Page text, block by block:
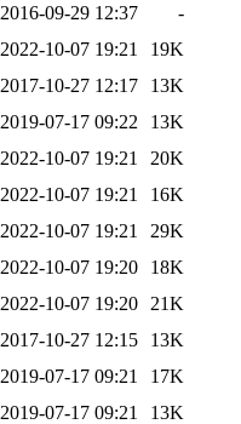
2016-09-29 12:37
-
2022-10-07 19:21
19K
2017-10-27 12:17
13K
2019-07-17 09:22
13K
2022-10-07 19:21
20K
2022-10-07 19:21
16K
2022-10-07 19:21
29K
2022-10-07 19:20
18K
2022-10-07 19:20
21K
2017-10-27 12:15
13K
2019-07-17 09:21
17K
2019-07-17 09:21
13K